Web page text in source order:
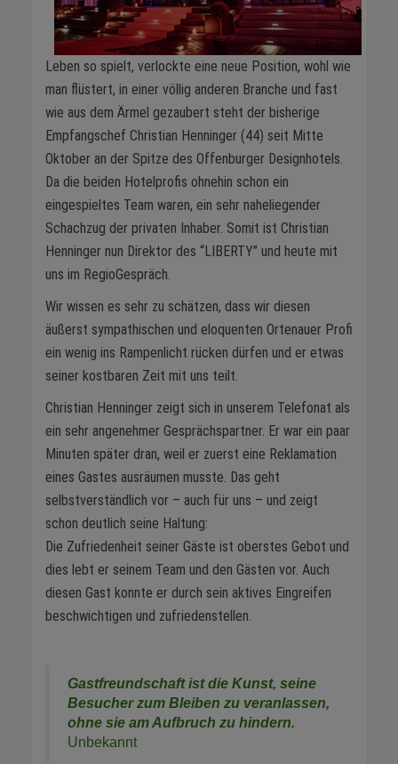
Leben so spielt, verlockte eine neue Position, wohl wie
man flüstert, in einer völlig anderen Branche und fast
wie aus dem Ärmel gezaubert steht der bisherige
Empfangschef Christian Henninger (44) seit Mitte
Oktober an der Spitze des Offenburger Designhotels.
Da die beiden Hotelprofis ohnehin schon ein
eingespieltes Team waren, ein sehr naheliegender
Schachzug der privaten Inhaber. Somit ist Christian
Henninger nun Direktor des “LIBERTY” und heute mit
uns im RegioGespräch.
Wir wissen es sehr zu schätzen, dass wir diesen
äußerst sympathischen und eloquenten Ortenauer Profi
ein wenig ins Rampenlicht rücken dürfen und er etwas
seiner kostbaren Zeit mit uns teilt.
Christian Henninger zeigt sich in unserem Telefonat als
ein sehr angenehmer Gesprächspartner. Er war ein paar
Minuten später dran, weil er zuerst eine Reklamation
eines Gastes ausräumen musste. Das geht
selbstverständlich vor – auch für uns – und zeigt
schon deutlich seine Haltung:
Die Zufriedenheit seiner Gäste ist oberstes Gebot und
dies lebt er seinem Team und den Gästen vor. Auch
diesen Gast konnte er durch sein aktives Eingreifen
beschwichtigen und zufriedenstellen.
Gastfreundschaft ist die Kunst, seine
Besucher zum Bleiben zu veranlassen,
ohne sie am Aufbruch zu hindern.
Unbekannt